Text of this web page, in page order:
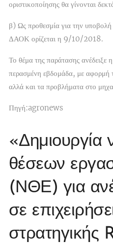
οριστικοποίησης θα γίνονται
β) Ως προθεσμία για την
ΔΑΟΚ ορίζεται η 9/10/2018.
Το θέμα της παράτασης
περασμένη εβδομάδα, με αφορμή
αλλά και τα προβλήματα στο
Πηγή:agronews
«Δημιουργία
θέσεων
(ΝΘΕ) για
σε
στρατηγικής